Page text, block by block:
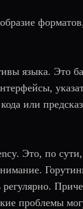
языка. Это
или
Это, по сути,
проблемы